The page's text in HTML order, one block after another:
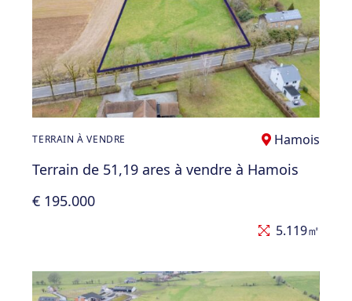
TERRAIN À VENDRE Hamois
Terrain de 51,19 ares à vendre à Hamois
€ 195.000
5.119㎡